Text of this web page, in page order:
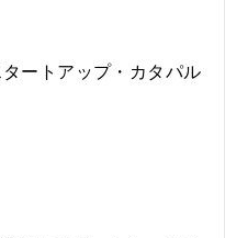
ートアップ・カタパル